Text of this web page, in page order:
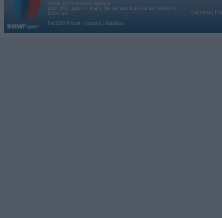
Vortāls BMWPower.lv darbojas
kopš 2002. gada 14. maija. Tas nav auto klubs un nav saistīts ar
BMW AG.
Par BMWPower
Kontakti Reklāma
Galvena